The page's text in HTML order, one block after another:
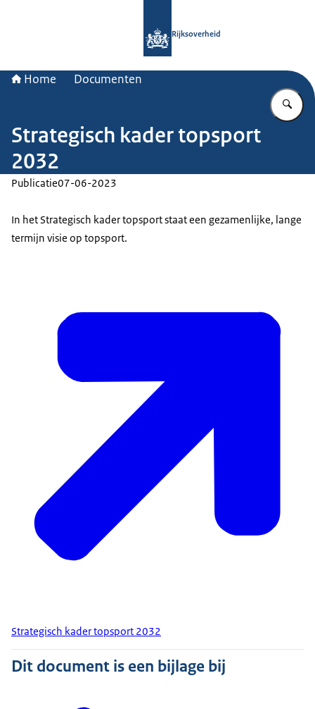
Rijksoverheid
Home Documenten
Strategisch kader topsport
2032
Publicatie07-06-2023
In het Strategisch kader topsport staat een gezamenlijke, lange
termijn visie op topsport.
Strategisch kader topsport 2032
Dit document is een bijlage bij